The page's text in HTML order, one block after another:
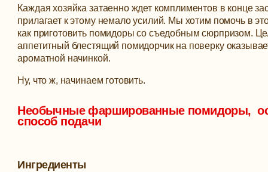
Каждая хозяйка затаенно ждет комплиментов в конце
прилагает к этому немало усилий. Мы хотим помочь в
как приготовить помидоры со съедобным сюрпризом.
аппетитный блестящий помидорчик на поверку
ароматной начинкой.
Ну, что ж, начинаем готовить.
Необычные фаршированные помидоры,
способ подачи
Ингредиенты